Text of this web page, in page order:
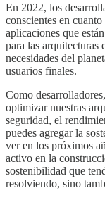
En 2022, los
conscientes en
aplicaciones que
para las arquitecturas
necesidades del
usuarios finales.
Como
optimizar nuestras
seguridad, el
puedes agregar la
ver en los próximos
activo en la
sostenibilidad que
resolviendo, sino